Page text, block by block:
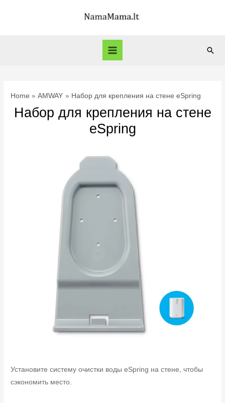
Main
Home AMWAY Набор для крепления на стене eSpring
Набор для крепления на стене
eSpring
Установите систему очистки воды eSpring на стене, чтобы
сэкономить место.